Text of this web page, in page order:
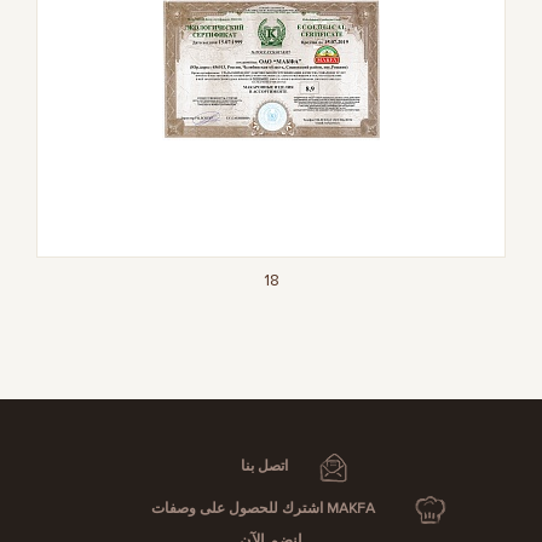
18
اتصل بنا
MAKFA اشترك للحصول على وصفات